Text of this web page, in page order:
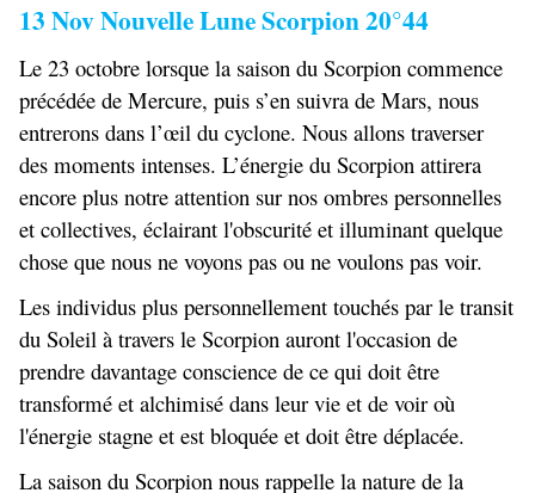
13 Nov Nouvelle Lune Scorpion 20°44
Le 23 octobre lorsque la saison du Scorpion commence
précédée de Mercure, puis s’en suivra de Mars, nous
entrerons dans l’œil du cyclone. Nous allons traverser
des moments intenses. L’énergie du Scorpion attirera
encore plus notre attention sur nos ombres personnelles
et collectives, éclairant l'obscurité et illuminant quelque
chose que nous ne voyons pas ou ne voulons pas voir.
Les individus plus personnellement touchés par le transit
du Soleil à travers le Scorpion auront l'occasion de
prendre davantage conscience de ce qui doit être
transformé et alchimisé dans leur vie et de voir où
l'énergie stagne et est bloquée et doit être déplacée.
La saison du Scorpion nous rappelle la nature de la